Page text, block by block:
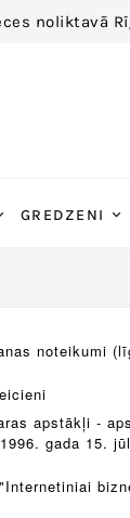
noliktavā
GREDZENI
noteikumi
apstākļi -
gada 15.